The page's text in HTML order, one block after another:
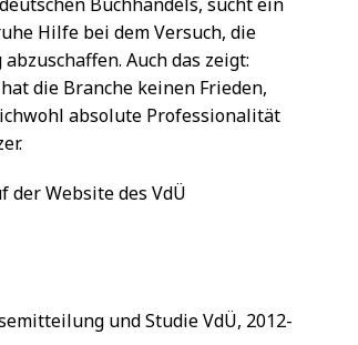
Hilfe bei dem Versuch, die
Auch das zeigt:
die Branche keinen Frieden,
absolute Professionalität
Website des VdÜ
und Studie VdÜ, 2012-